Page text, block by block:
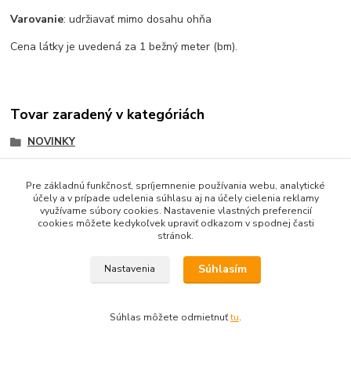
Varovanie: udržiavať mimo dosahu ohňa
Cena látky je uvedená za 1 bežný meter (bm).
Tovar zaradený v kategóriách
NOVINKY
Dekoračné látky
Obsah webovej stránky je možné používať len so súhlasom
majiteľa.
Pre základnú funkčnosť, spríjemnenie používania webu, analytické
účely a v prípade udelenia súhlasu aj na účely cielenia reklamy
využívame súbory cookies. Nastavenie vlastných preferencií
cookies môžete kedykoľvek upraviť odkazom v spodnej časti
stránok.
Nastavenia Súhlasím
Súhlas môžete odmietnuťtu.